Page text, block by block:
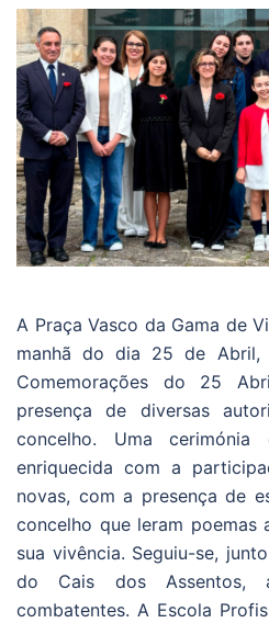
A Praça Vasco da Gama de
manhã do dia 25 de Abril,
Comemorações do 25
presença de diversas
concelho. Uma
enriquecida com a
novas, com a presença de
concelho que leram poemas
sua vivência. Seguiu-se,
do Cais dos Assentos,
combatentes. A Escola